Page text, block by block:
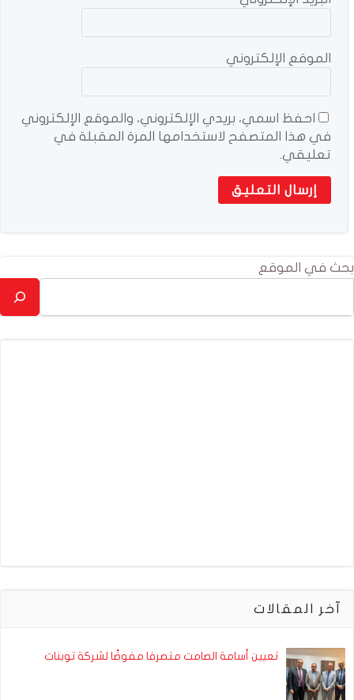
الموقع الإلكتروني
احفظ اسمي، بريدي الإلكتروني، والموقع الإلكتروني
في هذا المتصفح لاستخدامها المرة المقبلة في
تعليقي.
بحث في الموقع
آخر المقالات
تعيين أسامة الصامت متصرفا مفوضًا لشركة توبنات